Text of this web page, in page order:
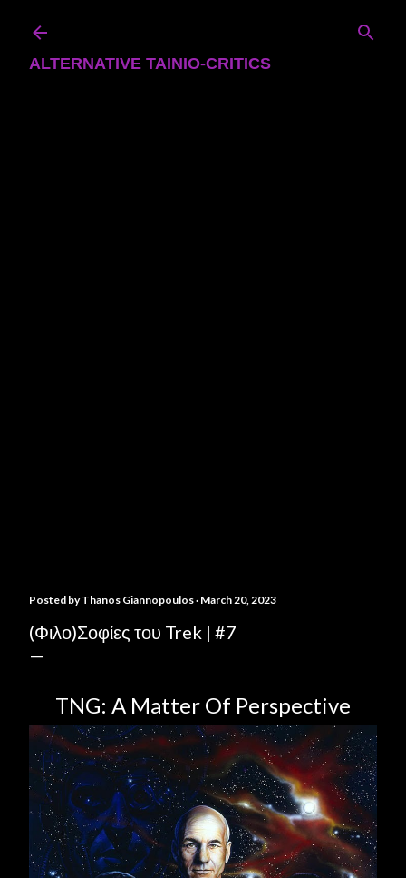
ALTERNATIVE TAINIO-CRITICS
Posted byThanos Giannopoulos March 20, 2023
(Φιλο)Σοφίες του Trek | #7
TNG: A Matter Of Perspective